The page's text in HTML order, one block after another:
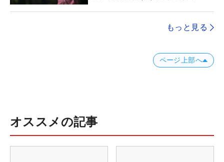
もっと見る
ページ上部へ
オススメの記事